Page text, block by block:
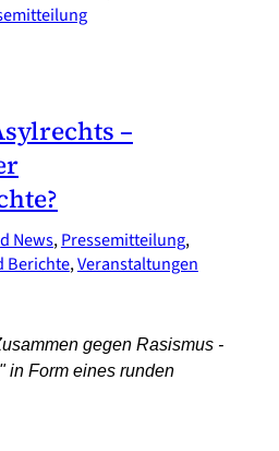
–
News, Pressemitteilung,
Berichte, Veranstaltungen